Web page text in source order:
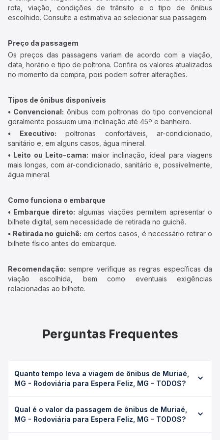
rota, viação, condições de trânsito e o tipo de ônibus
escolhido. Consulte a estimativa ao selecionar sua passagem.
Preço da passagem
Os preços das passagens variam de acordo com a viação,
data, horário e tipo de poltrona. Confira os valores atualizados
no momento da compra, pois podem sofrer alterações.
Tipos de ônibus disponíveis
• Convencional: ônibus com poltronas do tipo convencional
geralmente possuem uma inclinação até 45º e banheiro.
• Executivo: poltronas confortáveis, ar-condicionado,
sanitário e, em alguns casos, água mineral.
• Leito ou Leito-cama: maior inclinação, ideal para viagens
mais longas, com ar-condicionado, sanitário e, possivelmente,
água mineral.
Como funciona o embarque
• Embarque direto: algumas viações permitem apresentar o
bilhete digital, sem necessidade de retirada no guichê.
• Retirada no guichê: em certos casos, é necessário retirar o
bilhete físico antes do embarque.
Recomendação: sempre verifique as regras específicas da
viação escolhida, bem como eventuais exigências
relacionadas ao bilhete.
Perguntas Frequentes
Quanto tempo leva a viagem de ônibus de Muriaé,
MG - Rodoviária para Espera Feliz, MG - TODOS?
Espera Feliz, MG - TODOS leva em média 2h 58min,
podendo variar conforme a viação, o tipo de serviço
Qual é o valor da passagem de ônibus de Muriaé,
MG - Rodoviária para Espera Feliz, MG - TODOS?